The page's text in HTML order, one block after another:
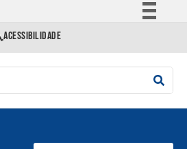
Comunica BR
Acesso à informação
ACESSIBILIDADE